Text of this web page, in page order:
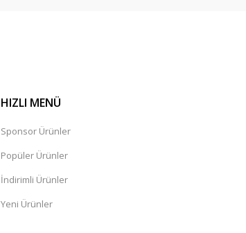
HIZLI MENÜ
Sponsor Ürünler
Popüler Ürünler
İndirimli Ürünler
Yeni Ürünler